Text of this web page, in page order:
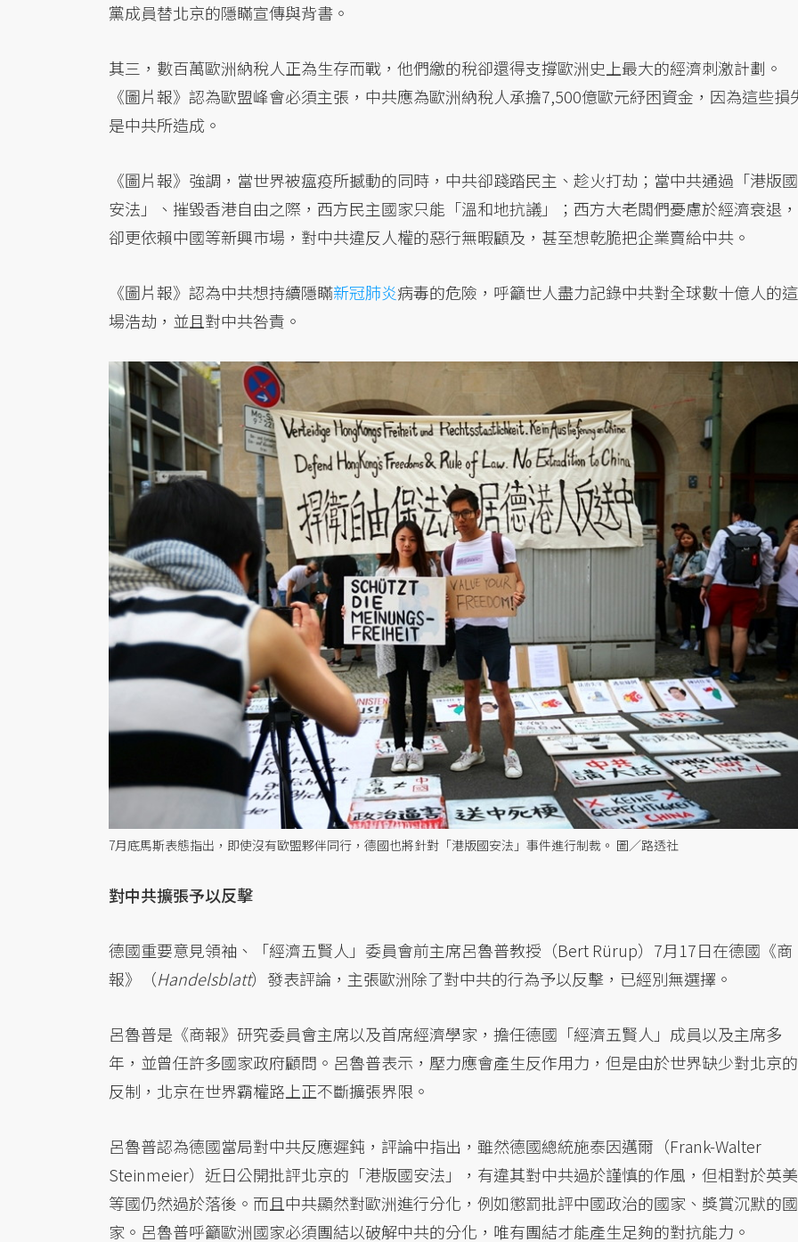
黨成員替北京的隱瞞宣傳與背書。
其三，數百萬歐洲納稅人正為生存而戰，他們繳的稅卻還得支撐歐洲史上最大的經濟刺激計劃。
《圖片報》認為歐盟峰會必須主張，中共應為歐洲納稅人承擔7,500億歐元紓困資金，因為這些損
是中共所造成。
《圖片報》強調，當世界被瘟疫所撼動的同時，中共卻踐踏民主、趁火打劫；當中共通過「港版國
安法」、摧毀香港自由之際，西方民主國家只能「溫和地抗議」；西方大老闆們憂慮於經濟衰退，
卻更依賴中國等新興市場，對中共違反人權的惡行無暇顧及，甚至想乾脆把企業賣給中共。
《圖片報》認為中共想持續隱瞞新冠肺炎病毒的危險，呼籲世人盡力記錄中共對全球數十億人的這
場浩劫，並且對中共咎責。
7月底馬斯表態指出，即使沒有歐盟夥伴同行，德國也將針對「港版國安法」事件進行制裁。 圖／路透社
對中共擴張予以反擊
德國重要意見領袖、「經濟五賢人」委員會前主席呂魯普教授（Bert Rürup）7月17日在德國《商
報》（Handelsblatt）發表評論，主張歐洲除了對中共的行為予以反擊，已經別無選擇。
呂魯普是《商報》研究委員會主席以及首席經濟學家，擔任德國「經濟五賢人」成員以及主席多
年，並曾任許多國家政府顧問。呂魯普表示，壓力應會產生反作用力，但是由於世界缺少對北京的
反制，北京在世界霸權路上正不斷擴張界限。
呂魯普認為德國當局對中共反應遲鈍，評論中指出，雖然德國總統施泰因邁爾（Frank-Walter
Steinmeier）近日公開批評北京的「港版國安法」，有違其對中共過於謹慎的作風，但相對於英美
等國仍然過於落後。而且中共顯然對歐洲進行分化，例如懲罰批評中國政治的國家、獎賞沉默的國
家。呂魯普呼籲歐洲國家必須團結以破解中共的分化，唯有團結才能產生足夠的對抗能力。